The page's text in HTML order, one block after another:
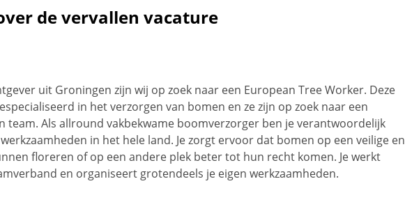
de vervallen vacature
uit Groningen zijn wij op zoek naar een European Tree Worker. Deze
in het verzorgen van bomen en ze zijn op zoek naar een
team. Als allround vakbekwame boomverzorger ben je verantwoordelijk
in het hele land. Je zorgt ervoor dat bomen op een veilige en
floreren of op een andere plek beter tot hun recht komen. Je werkt
en organiseert grotendeels je eigen werkzaamheden.